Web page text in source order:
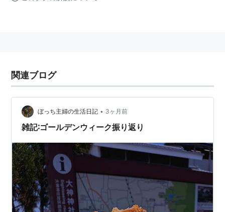
関連ブログ
ぼっち主婦の生活日記 • 3ヶ月前
雑記∶ゴールデンウィーク振り返り